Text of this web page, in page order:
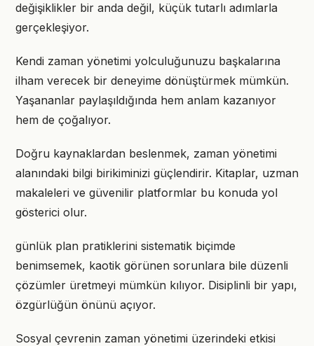
değişiklikler bir anda değil, küçük tutarlı adımlarla
gerçekleşiyor.
Kendi zaman yönetimi yolculuğunuzu başkalarına
ilham verecek bir deneyime dönüştürmek mümkün.
Yaşananlar paylaşıldığında hem anlam kazanıyor
hem de çoğalıyor.
Doğru kaynaklardan beslenmek, zaman yönetimi
alanındaki bilgi birikiminizi güçlendirir. Kitaplar, uzman
makaleleri ve güvenilir platformlar bu konuda yol
gösterici olur.
günlük plan pratiklerini sistematik biçimde
benimsemek, kaotik görünen sorunlara bile düzenli
çözümler üretmeyi mümkün kılıyor. Disiplinli bir yapı,
özgürlüğün önünü açıyor.
Sosyal çevrenin zaman yönetimi üzerindeki etkisi